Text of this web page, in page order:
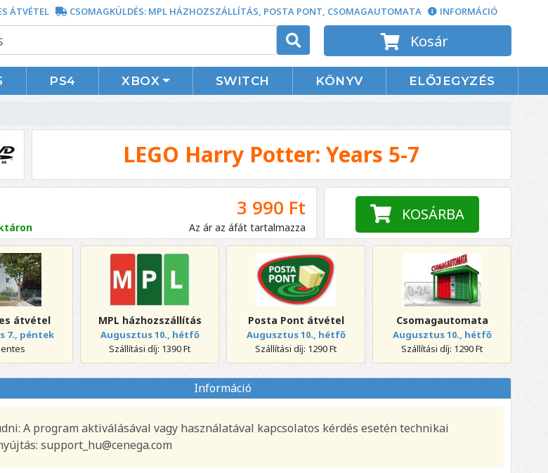
ÁTVÉTEL CSOMAGKÜLDÉS: MPL HÁZHOZSZÁLLÍTÁS, POSTA PONT, CSOMAGAUTOMATA INFORMÁCIÓ
Kosár
PS4 XBOX SWITCH KÖNYV ELŐJEGYZÉS
LEGO Harry Potter: Years 5-7
3 990 Ft
Az ár az áfát tartalmazza
KOSÁRBA
átvétel
7., péntek
MPL házhozszállítás
Augusztus 10., hétfő
Szállítási díj: 1390 Ft
Posta Pont átvétel
Augusztus 10., hétfő
Szállítási díj: 1290 Ft
Csomagautomata
Augusztus 10., hétfő
Szállítási díj: 1290 Ft
Információ
A program aktiválásával vagy használatával kapcsolatos kérdés esetén technikai
support_hu@cenega.com